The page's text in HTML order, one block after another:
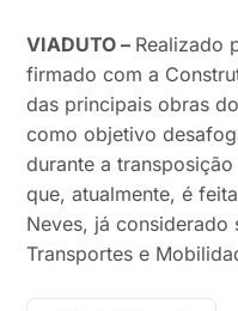
VIADUTO – Realizado
firmado com a
das principais obras
como objetivo
durante a
que, atualmente, é
Neves, já considerado
Transportes e